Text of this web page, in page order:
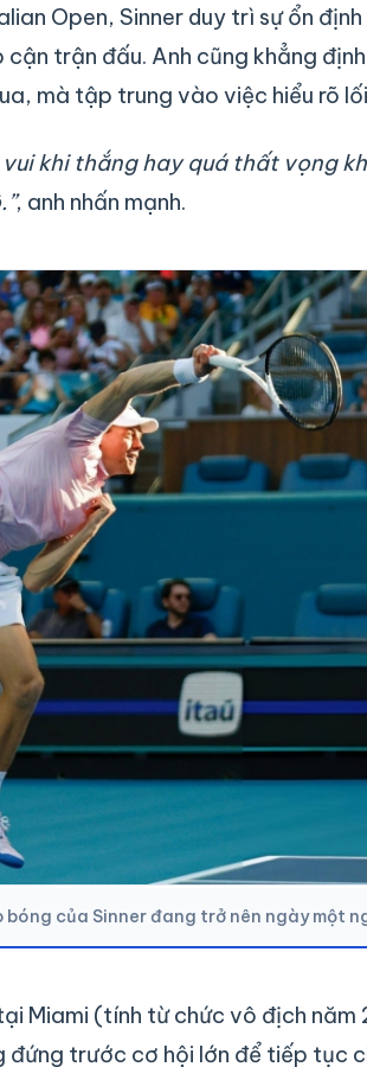
Open, Sinner duy trì sự ổn
trận đấu. Anh cũng khẳng
mà tập trung vào việc hiểu rõ
vui khi thắng hay quá thất vọng
, anh nhấn mạnh.
bóng của Sinner đang trở nên ngày một
Miami (tính từ chức vô địch năm
đứng trước cơ hội lớn để tiếp tục